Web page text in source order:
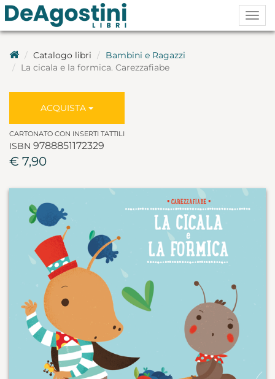
Catalogo libri
Bambini e Ragazzi
La cicala e la formica. Carezzafiabe
ACQUISTA
CARTONATO CON INSERTI TATTILI
ISBN 9788851172329
€ 7,90